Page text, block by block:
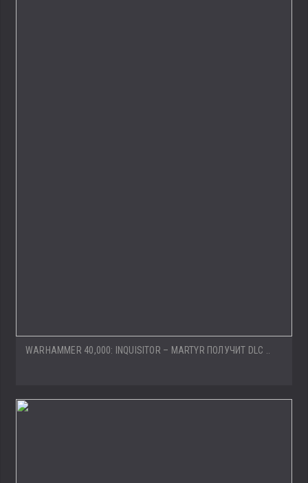
WARHAMMER 40,000: INQUISITOR – MARTYR ПОЛУЧИТ DLC ..